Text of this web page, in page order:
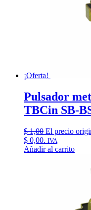
¡Oferta!
Pulsador
TBCin SB-
$1,00 El precio
$ 0,00. IVA
Añadir al carrito